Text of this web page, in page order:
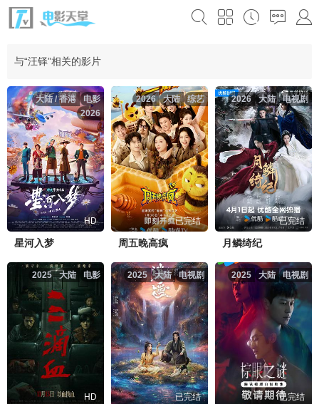
与“汪铎”相关的影片
电影
大陆 / 香港
2026
HD
星河入梦
综艺
大陆
2026
已完结
周五晚高疯
电视剧
大陆
2026
已完结
月鳞绮纪
电影
大陆
2025
HD
电视剧
大陆
2025
已完结
电视剧
大陆
2025
已完结